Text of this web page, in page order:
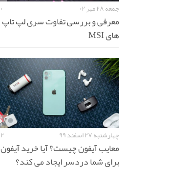
جمعه ۲۸ مهر ۰۲ ۰
معرفی و بررسی تفاوت سری لپ تاپ
های MSI
چهارشنبه ۲۷ اسفند ۹۹ ۲
معایب آیفون چیست؟ آیا خرید آیفون
برای شما دردسر ایجاد می کند؟